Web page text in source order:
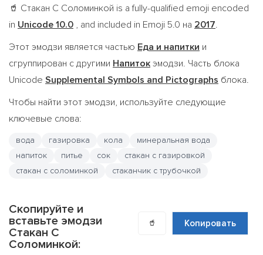
🥤 Стакан С Соломинкой is a fully-qualified emoji encoded
in Unicode 10.0 , and included in Emoji 5.0 на 2017.
Этот эмодзи является частью Еда и напитки и
сгруппирован с другими Напиток эмодзи. Часть блока
Unicode Supplemental Symbols and Pictographs блока.
Чтобы найти этот эмодзи, используйте следующие
ключевые слова:
вода газировка кола
минеральная вода
напиток
питье сок
стакан с газировкой
стакан с соломинкой
стаканчик с трубочкой
Скопируйте и
вставьте эмодзи
Стакан С
Соломинкой:
🥤 Копировать